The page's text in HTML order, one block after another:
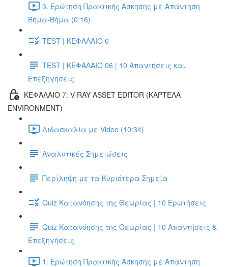
3. Ερώτηση Πρακτικής Άσκησης με Απάντηση
Βήμα-Βήμα (0:16)
TEST | ΚΕΦΑΛΑΙΟ 6
TEST | ΚΕΦΑΛΑΙΟ 06 | 10 Απαντήσεις και
Επεξηγήσεις
ΚΕΦΑΛΑΙΟ 7: V-RAY ASSET EDITOR (ΚΑΡΤΕΛΑ
ENVIRONMENT)
Διδασκαλία με Video (10:34)
Αναλυτικές Σημειώσεις
Περίληψη με τα Κυριότερα Σημεία
Quiz Κατανόησης της Θεωρίας | 10 Ερωτήσεις
Quiz Κατανόησης της Θεωρίας | 10 Απαντήσεις &
Επεξηγήσεις
1. Ερώτηση Πρακτικής Άσκησης με Απάντηση